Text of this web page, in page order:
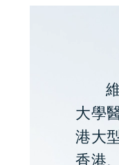
大學
港大
香港